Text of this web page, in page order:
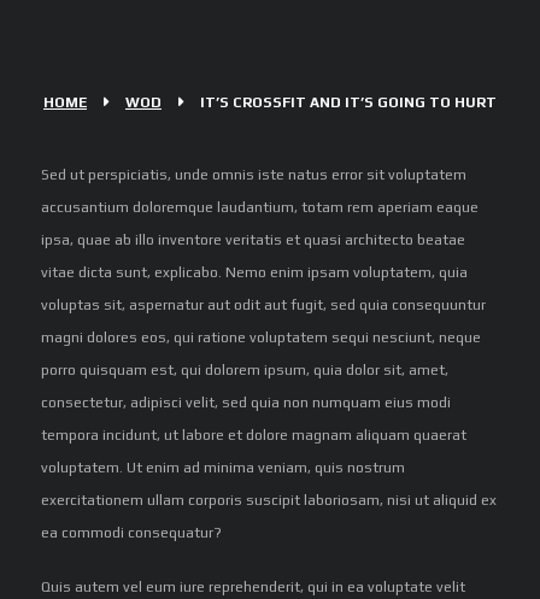
HOME WOD IT’S CROSSFIT AND IT’S GOING TO HURT
Sed ut perspiciatis, unde omnis iste natus error sit voluptatem
accusantium doloremque laudantium, totam rem aperiam eaque
ipsa, quae ab illo inventore veritatis et quasi architecto beatae
vitae dicta sunt, explicabo. Nemo enim ipsam voluptatem, quia
voluptas sit, aspernatur aut odit aut fugit, sed quia consequuntur
magni dolores eos, qui ratione voluptatem sequi nesciunt, neque
porro quisquam est, qui dolorem ipsum, quia dolor sit, amet,
consectetur, adipisci velit, sed quia non numquam eius modi
tempora incidunt, ut labore et dolore magnam aliquam quaerat
voluptatem. Ut enim ad minima veniam, quis nostrum
exercitationem ullam corporis suscipit laboriosam, nisi ut aliquid ex
ea commodi consequatur?
Quis autem vel eum iure reprehenderit, qui in ea voluptate velit